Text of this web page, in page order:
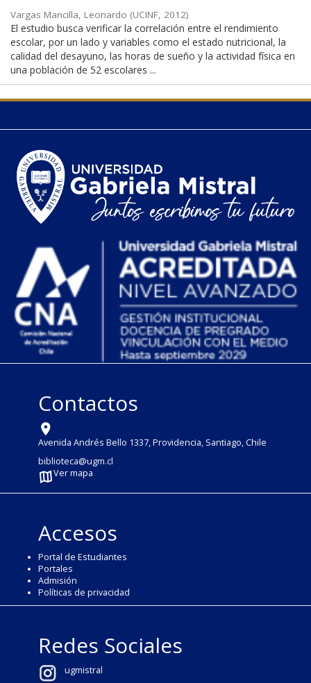
Vargas Mancilla, Leonardo (UCINF, 2012)
El estudio busca verificar la correlación entre el rendimiento
escolar, por un lado y variables como el estado nutricional, la
calidad del desayuno, las horas de sueño y la actividad física en
una población de 52 escolares ...
Contactos
Avenida Andrés Bello 1337, Providencia, Santiago, Chile
biblioteca@ugm.cl
Ver mapa
Accesos
Portal de Estudiantes
Portales
Admisión
Políticas de privacidad
Redes Sociales
ugmistral